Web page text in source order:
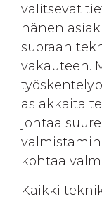
valitsevat
hänen
suoraan
vakauteen.
asiakkaita
johtaa
kohtaa
Kaikki